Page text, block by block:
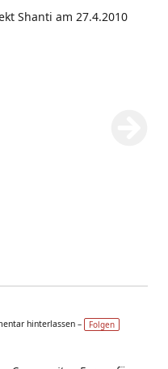
Shanti am 27.4.2010
hinterlassen –
Folgen